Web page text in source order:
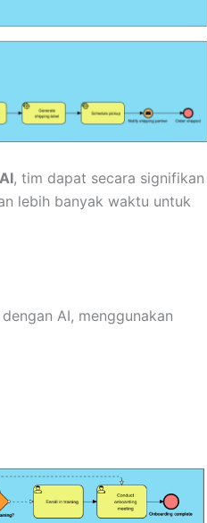
, tim dapat secara signifikan
lebih banyak waktu untuk
AI, menggunakan